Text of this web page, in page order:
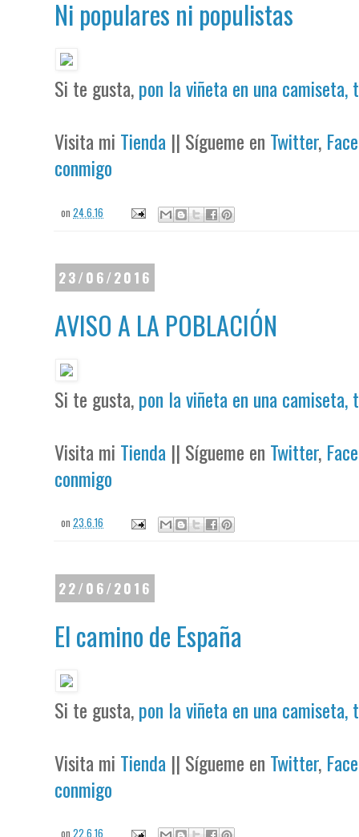
Ni populares ni populistas
Si te gusta,pon la viñeta en una camiseta,
Visita mi Tienda || Sígueme en Twitter,
conmigo
on24.6.16
23/06/2016
AVISO A LA POBLACIÓN
Si te gusta,pon la viñeta en una camiseta,
Visita mi Tienda || Sígueme en Twitter,
conmigo
on23.6.16
22/06/2016
El camino de España
Si te gusta,pon la viñeta en una camiseta,
Visita mi Tienda || Sígueme en Twitter,
conmigo
on22.6.16